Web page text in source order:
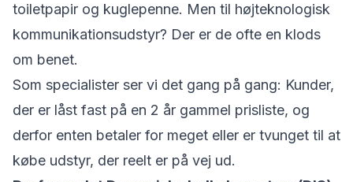
toiletpapir og kuglepenne. Men til højteknologisk
kommunikationsudstyr? Der er de ofte en klods
om benet.
Som specialister ser vi det gang på gang: Kunder,
der er låst fast på en 2 år gammel prisliste, og
derfor enten betaler for meget eller er tvunget til at
købe udstyr, der reelt er på vej ud.